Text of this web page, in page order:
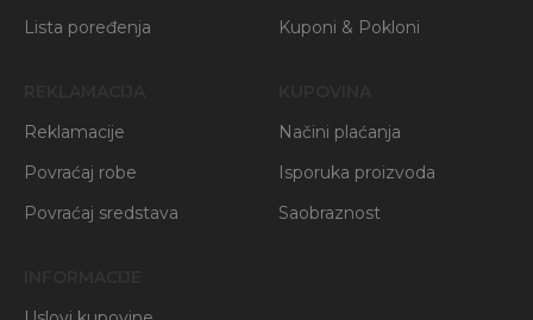
Lista poređenja
Kuponi & Pokloni
Reklamacije
Povraćaj robe
Povraćaj sredstava
Načini plaćanja
Isporuka proizvoda
Saobraznost